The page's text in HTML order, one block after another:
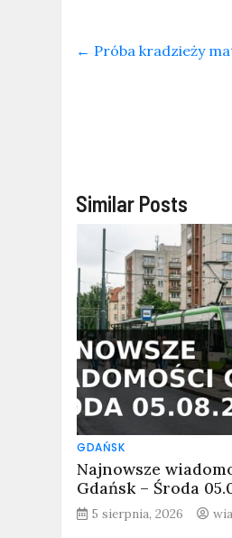
← Próba kradzieży
Similar Posts
GDAŃSK
Najnowsze
Gdańsk – Środa
5 sierpnia, 2026